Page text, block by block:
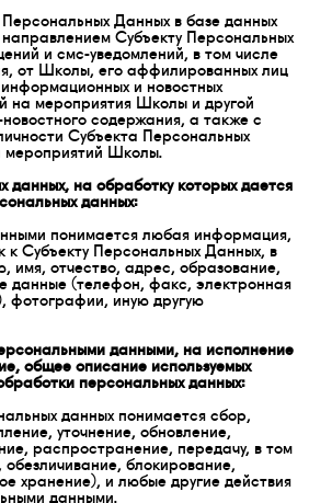
Данных в базе данных
Субъекту Персональных
и смс-уведомлений, в том числе
от Школы, его аффилированных лиц
и новостных
на мероприятия Школы и другой
содержания, а также с
Субъекта Персональных
Школы.
данных, на обработку которых дается
данных:
понимается любая информация,
к Субъекту Персональных Данных, в
имя, отчество, адрес, образование,
данные (телефон, факс, электронная
фотографии, иную другую
данными, на исполнение
общее описание используемых
персональных данных:
данных понимается сбор,
уточнение, обновление,
распространение, передачу, в том
блокирование,
хранение), и любые другие действия
данными.